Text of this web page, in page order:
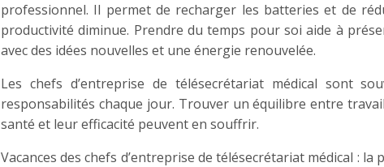
professionnel. Il permet de recharger les batteries et de
productivité diminue. Prendre du temps pour soi aide à
avec des idées nouvelles et une énergie renouvelée.
Les chefs d’entreprise de télésecrétariat médical sont
responsabilités chaque jour. Trouver un équilibre entre
santé et leur efficacité peuvent en souffrir.
Vacances des chefs d’entreprise de télésecrétariat médical :